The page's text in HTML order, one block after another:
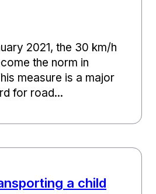
2021, the 30 km/h
the norm in
measure is a major
for road...
a child